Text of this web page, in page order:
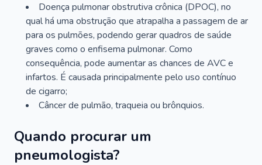
Doença pulmonar obstrutiva crônica (DPOC), no
qual há uma obstrução que atrapalha a passagem de ar
para os pulmões, podendo gerar quadros de saúde
graves como o enfisema pulmonar. Como
consequência, pode aumentar as chances de AVC e
infartos. É causada principalmente pelo uso contínuo
de cigarro;
Câncer de pulmão, traqueia ou brônquios.
Quando procurar um
pneumologista?